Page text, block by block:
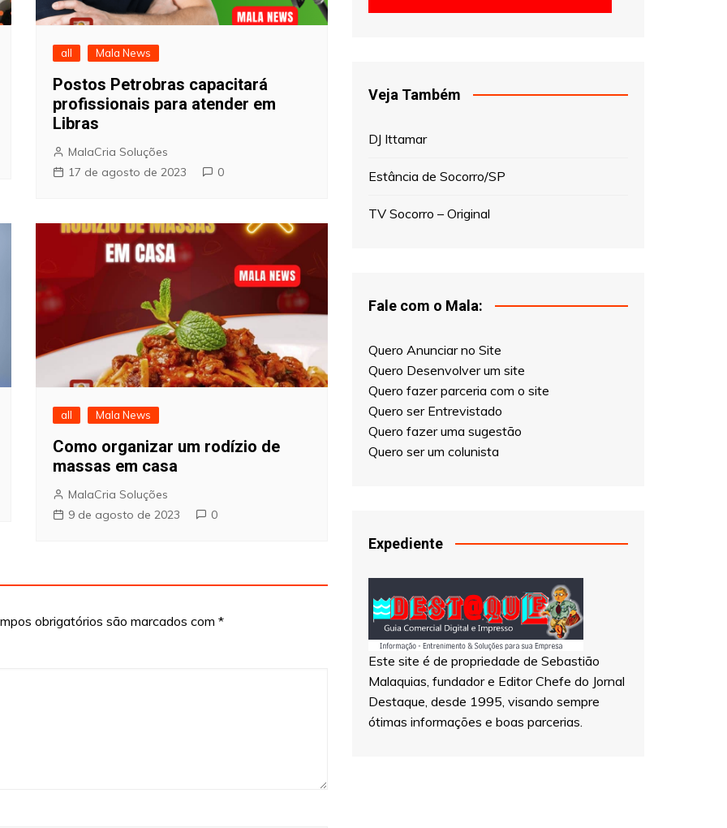
all Mala News
Postos Petrobras capacitará
profissionais para atender em
Libras
MalaCria Soluções
17 de agosto de 2023
0
all Mala News
Como organizar um rodízio de
massas em casa
MalaCria Soluções
9 de agosto de 2023
0
obrigatórios são marcados com *
DJ Ittamar
Estância de Socorro/SP
TV Socorro – Original
Quero Anunciar no Site
Quero fazer parceria com o site
Quero ser Entrevistado
Quero fazer uma sugestão
Quero ser um colunista
Este site é de propriedade de Sebastião
Malaquias, fundador e Editor Chefe do Jornal
Destaque, desde 1995, visando sempre
ótimas informações e boas parcerias.